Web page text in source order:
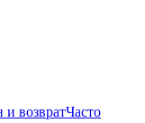
и возвратЧасто